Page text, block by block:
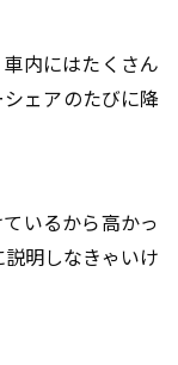
内にはたくさん
ェアのたびに降
いるから高かっ
明しなきゃいけ